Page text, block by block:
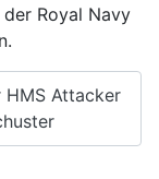
Royal Navy
Attacker